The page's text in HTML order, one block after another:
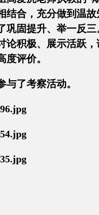
合，充分做到温
固提升、举一反三
积极、展示活跃
评价。
了考察活动。